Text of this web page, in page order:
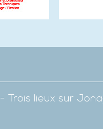
Trois lieux sur